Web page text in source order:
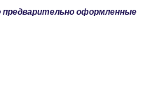
оформленные